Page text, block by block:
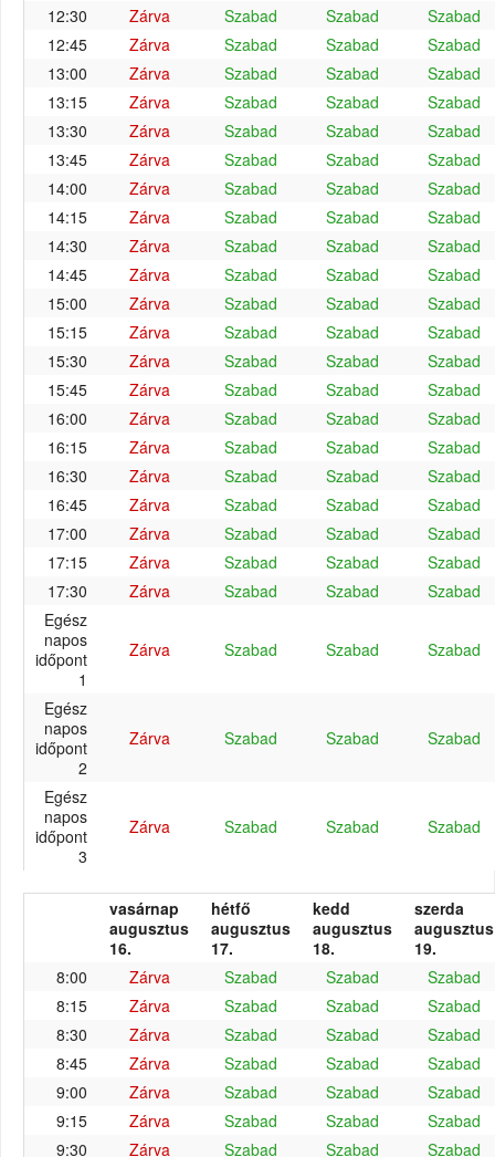
12:30
Zárva Szabad Szabad
Szabad
12:45
Zárva Szabad Szabad
Szabad
13:00
Zárva Szabad Szabad
Szabad
13:15
Zárva Szabad Szabad
Szabad
13:30
Zárva Szabad Szabad
Szabad
13:45
Zárva Szabad Szabad
Szabad
14:00
Zárva Szabad Szabad
Szabad
14:15
Zárva Szabad Szabad
Szabad
14:30
Zárva Szabad Szabad
Szabad
14:45
Zárva Szabad Szabad
Szabad
15:00
Zárva Szabad Szabad
Szabad
15:15
Zárva Szabad Szabad
Szabad
15:30
Zárva Szabad Szabad
Szabad
15:45
Zárva Szabad Szabad
Szabad
16:00
Zárva Szabad Szabad
Szabad
16:15
Zárva Szabad Szabad
Szabad
16:30
Zárva Szabad Szabad
Szabad
16:45
Zárva Szabad Szabad
Szabad
17:00
Zárva Szabad Szabad
Szabad
17:15
Zárva Szabad Szabad
Szabad
17:30
Zárva Szabad Szabad
Szabad
Egész
napos
időpont
1
Zárva Szabad Szabad Szabad
Egész
napos
időpont
2
Zárva Szabad Szabad Szabad
Egész
napos
időpont
3
Zárva Szabad Szabad Szabad
vasárnap
augusztus
16.
hétfő
augusztus
17.
kedd
augusztus
18.
szerda
augusztus
19.
8:00
Zárva Szabad Szabad
Szabad
8:15
Zárva Szabad Szabad
Szabad
8:30
Zárva Szabad Szabad
Szabad
8:45
Zárva Szabad Szabad
Szabad
9:00
Zárva Szabad Szabad
Szabad
9:15
Zárva Szabad Szabad
Szabad
9:30
Zárva Szabad Szabad
Szabad